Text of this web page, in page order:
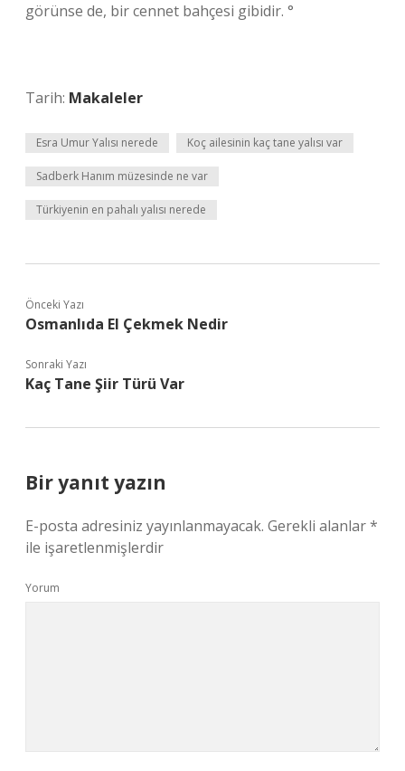
görünse de, bir cennet bahçesi gibidir. °
Tarih: Makaleler
Esra Umur Yalısı nerede Koç ailesinin kaç tane yalısı var
Sadberk Hanım müzesinde ne var
Türkiyenin en pahalı yalısı nerede
Önceki Yazı
Osmanlıda El Çekmek Nedir
Sonraki Yazı
Kaç Tane Şiir Türü Var
Bir yanıt yazın
E-posta adresiniz yayınlanmayacak. Gerekli alanlar*
ile işaretlenmişlerdir
Yorum